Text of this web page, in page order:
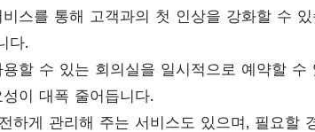
스를 통해 고객과의 첫 인상을 강화할 수
다.
할 수 있는 회의실을 일시적으로 예약할 수
이 대폭 줄어듭니다.
하게 관리해 주는 서비스도 있으며, 필요할